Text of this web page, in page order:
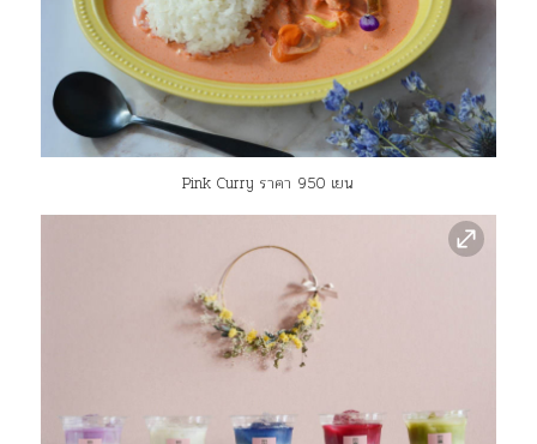
Pink Curry ราคา 950 เยน